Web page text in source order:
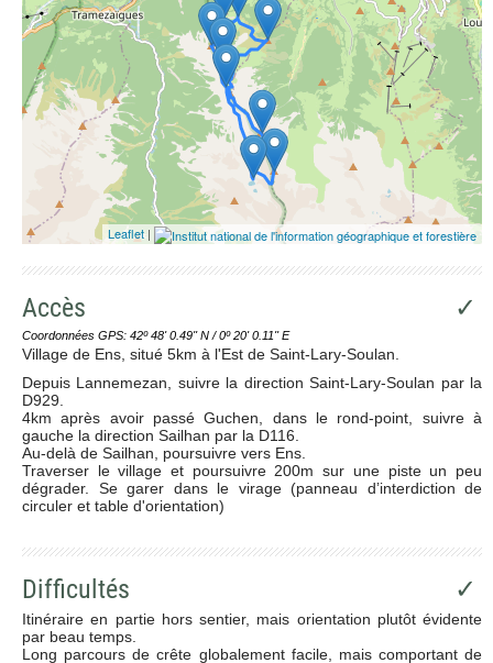
Leaflet |
Accès ✓
Coordonnées GPS: 42º 48' 0.49'' N / 0º 20' 0.11'' E
Village de Ens, situé 5km à l'Est de Saint-Lary-Soulan.
Depuis Lannemezan, suivre la direction Saint-Lary-Soulan par la
D929.
4km après avoir passé Guchen, dans le rond-point, suivre à
gauche la direction Sailhan par la D116.
Au-delà de Sailhan, poursuivre vers Ens.
Traverser le village et poursuivre 200m sur une piste un peu
dégrader. Se garer dans le virage (panneau d’interdiction de
circuler et table d'orientation)
Difficultés ✓
Itinéraire en partie hors sentier, mais orientation plutôt évidente
par beau temps.
Long parcours de crête globalement facile, mais comportant de